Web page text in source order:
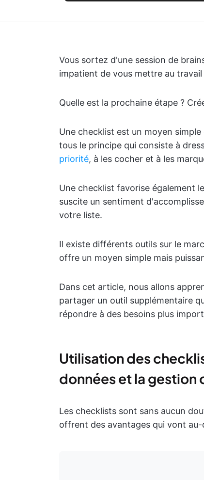
Vous sortez d'une session de
impatient de vous mettre au
Quelle est la prochaine étape ?
Une checklist est un moyen
tous le principe qui consiste à
priorité, à les cocher et à les
Une checklist favorise également
suscite un sentiment
votre liste.
Il existe différents outils sur le
offre un moyen simple mais
Dans cet article, nous allons
partager un outil supplémentaire
répondre à des besoins plus
Utilisation des
données et la gestion
Les checklists sont sans aucun
offrent des avantages qui vont au-